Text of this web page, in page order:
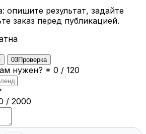
опишите результат, задайте
заказ перед публикацией.
03Проверка
нужен? * 0 / 120
/ 2000